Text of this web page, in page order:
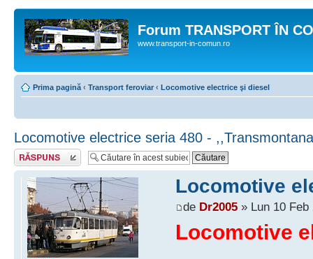
Forum TRANSPORT ÎN
www.transport-in-comun.ro
Prima pagină ‹ Transport feroviar ‹ Locomotive electrice şi diesel
Locomotive electrice seria 480 -
Răspunde
Locomotive
de Dr2005» Lun 10 Feb
Locomotive